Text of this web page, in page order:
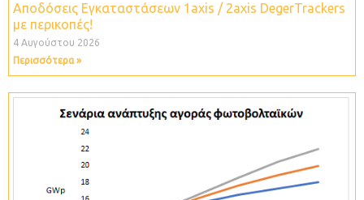
Αποδόσεις Εγκαταστάσεων 1axis / 2axis DegerTrackers
με περικοπές!
4 Αυγούστου 2026
Περισσότερα »